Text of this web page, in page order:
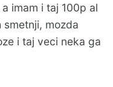
imam i taj 100p al
mozda
i taj veci neka ga